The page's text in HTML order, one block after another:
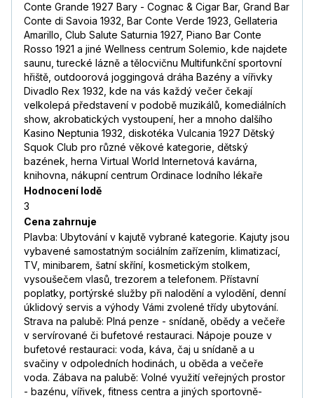
Conte Grande 1927 Bary - Cognac & Cigar Bar, Grand Bar
Conte di Savoia 1932, Bar Conte Verde 1923, Gellateria
Amarillo, Club Salute Saturnia 1927, Piano Bar Conte
Rosso 1921 a jiné Wellness centrum Solemio, kde najdete
saunu, turecké lázně a tělocvičnu Multifunkční sportovní
hřiště, outdoorová joggingová dráha Bazény a vířivky
Divadlo Rex 1932, kde na vás každý večer čekají
velkolepá představení v podobě muzikálů, komediálních
show, akrobatických vystoupení, her a mnoho dalšího
Kasino Neptunia 1932, diskotéka Vulcania 1927 Dětský
Squok Club pro různé věkové kategorie, dětský
bazének, herna Virtual World Internetová kavárna,
knihovna, nákupní centrum Ordinace lodního lékaře
Hodnocení lodě
3
Cena zahrnuje
Plavba: Ubytování v kajutě vybrané kategorie. Kajuty jsou
vybavené samostatným sociálním zařízením, klimatizací,
TV, minibarem, šatní skříní, kosmetickým stolkem,
vysoušečem vlasů, trezorem a telefonem. Přístavní
poplatky, portýrské služby při nalodění a vylodění, denní
úklidový servis a výhody Vámi zvolené třídy ubytování.
Strava na palubě: Plná penze - snídaně, obědy a večeře
v servírované či bufetové restauraci. Nápoje pouze v
bufetové restauraci: voda, káva, čaj u snídaně a u
svačiny v odpoledních hodinách, u oběda a večeře
voda. Zábava na palubě: Volné využití veřejných prostor
- bazénu, vířivek, fitness centra a jiných sportovně-